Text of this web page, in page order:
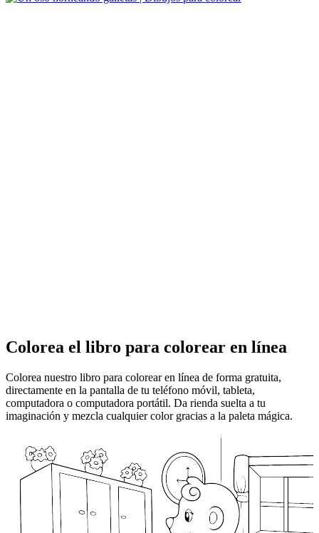
Colorea el libro para colorear en línea
Colorea nuestro libro para colorear en línea de forma gratuita,
directamente en la pantalla de tu teléfono móvil, tableta,
computadora o computadora portátil. Da rienda suelta a tu
imaginación y mezcla cualquier color gracias a la paleta mágica.